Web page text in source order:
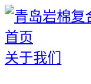
首页
关于我们